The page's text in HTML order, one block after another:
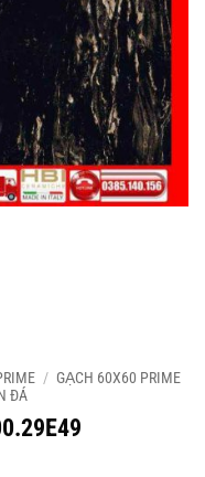
/ GẠCH 60X60 PRIME
ĐÁ